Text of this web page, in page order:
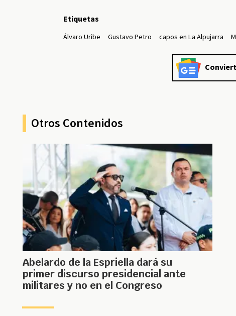
Etiquetas
Álvaro Uribe Gustavo Petro capos en La Alpujarra
Otros Contenidos
Abelardo de la Espriella dará su
primer discurso presidencial ante
militares y no en el Congreso